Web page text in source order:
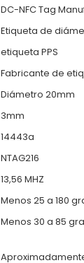
DC-NFC Tag
Etiqueta de
etiqueta PPS
Fabricante de
Diámetro 20mm
3mm
14443a
NTAG216
13,56 MHZ
Menos 25 a 180
Menos 30 a 85